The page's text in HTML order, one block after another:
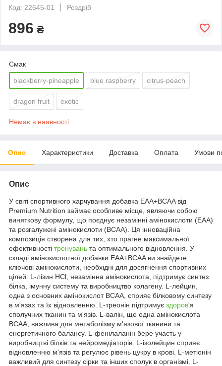
Код: 22645-01
Роздріб
896 ₴
Смак
blackberry-pineapple blue raspberry citrus-peach
dragon fruit exotic
Немає в наявності
Опис Характеристики Доставка Оплата Умови
Опис
У світі спортивного харчування добавка EAA+BCAA від
Premium Nutrition займає особливе місце, являючи собою
виняткову формулу, що поєднує незамінні амінокислоти (EAA)
та розгалужені амінокислоти (BCAA). Ця інноваційна
композиція створена для тих, хто прагне максимальної
ефективності тренувань та оптимального відновлення. У
складі амінокислотної добавки EAA+BCAA ви знайдете
ключові амінокислоти, необхідні для досягнення спортивних
цілей: L-лізин HCl, незамінна амінокислота, підтримує синтез
білка, імунну систему та виробництво колагену. L-лейцин,
одна з основних амінокислот BCAA, сприяє білковому синтезу
в м'язах та їх відновленню. L-треонін підтримує здоров'я
сполучних тканин та м'язів. L-валін, ще одна амінокислота
BCAA, важлива для метаболізму м'язової тканини та
енергетичного балансу. L-фенілаланін бере участь у
виробництві білків та нейромедіаторів. L-ізолейцин сприяє
відновленню м'язів та регулює рівень цукру в крові. L-метіонін
важливий для синтезу сірки та інших сполук в організмі. L-